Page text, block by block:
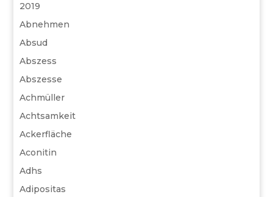
2019
Abnehmen
Absud
Abszess
Abszesse
Achmüller
Achtsamkeit
Ackerfläche
Aconitin
Adhs
Adipositas